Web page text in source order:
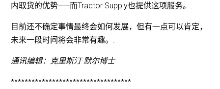
内取货的优势——而Tractor Supply也提供这项服务。.
目前还不确定事情最终会如何发展，但有一点可以肯定，
未来一段时间将会非常有趣。.
通讯编辑：克里斯汀·默尔博士
***********************************